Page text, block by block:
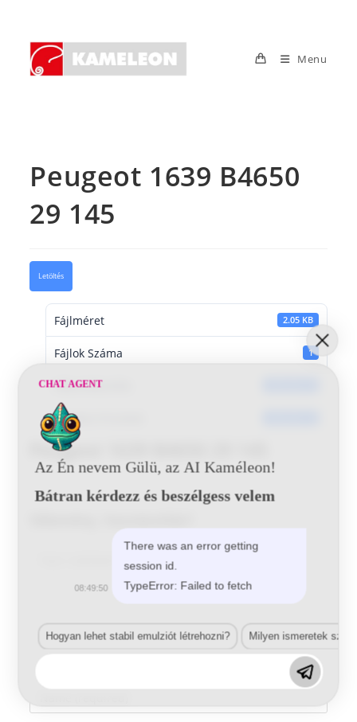
content
Menu
Peugeot 1639 B4650
29 145
Letöltés
Fájlméret 2.05 KB
Fájlok Száma 1
Dátumkészítés
Utoljára frissített
Peugeot 1639 B4650 29 145
Enter
your
CHAT AGENT
Az Én nevem Gülü, az AI Kaméleon!
Bátran kérdezz és beszélgess velem
There was an error getting
session id.
TypeError: Failed to fetch
08:49:50
Hogyan lehet stabil emulziót létrehozni? Milyen ismeretek